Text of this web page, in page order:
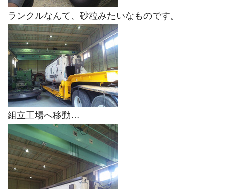
ランクルなんて、砂粒みたいなものです。
組立工場へ移動…